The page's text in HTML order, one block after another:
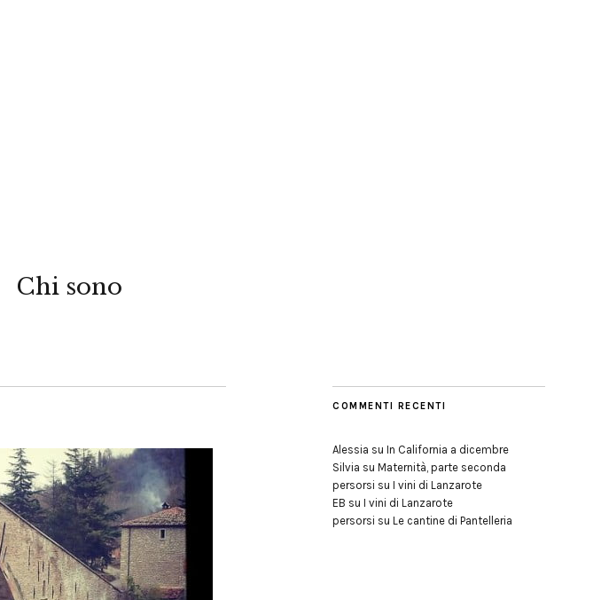
Chi sono
COMMENTI RECENTI
Alessia su In California a dicembre
Silvia su Maternità, parte seconda
persorsi su I vini di Lanzarote
EB su I vini di Lanzarote
persorsi su Le cantine di Pantelleria